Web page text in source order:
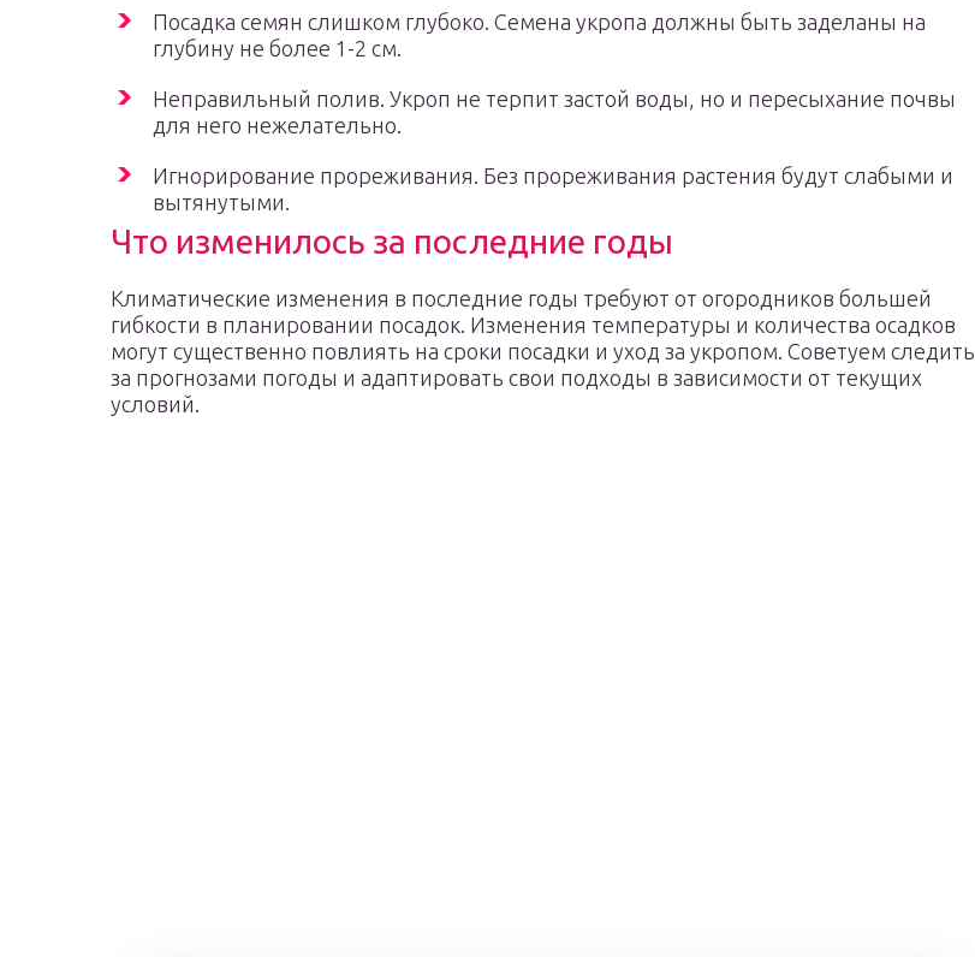
Посадка семян слишком глубоко. Семена укропа должны быть заделаны на
глубину не более 1-2 см.
Неправильный полив. Укроп не терпит застой воды, но и пересыхание почвы
для него нежелательно.
Игнорирование прореживания. Без прореживания растения будут слабыми и
вытянутыми.
Что изменилось за последние годы
Климатические изменения в последние годы требуют от огородников большей
гибкости в планировании посадок. Изменения температуры и количества осадков
могут существенно повлиять на сроки посадки и уход за укропом. Советуем следить
за прогнозами погоды и адаптировать свои подходы в зависимости от текущих
условий.